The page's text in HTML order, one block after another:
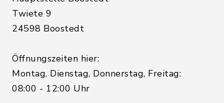
Twiete 9
24598 Boostedt
Öffnungszeiten hier:
Montag, Dienstag, Donnerstag, Freitag:
08:00 - 12:00 Uhr